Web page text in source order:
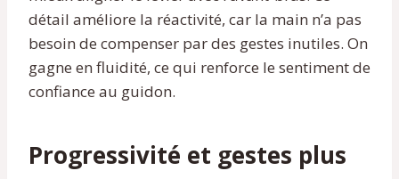
détail améliore la réactivité, car la main n’a pas
besoin de compenser par des gestes inutiles. On
gagne en fluidité, ce qui renforce le sentiment de
confiance au guidon.
Progressivité et gestes plus